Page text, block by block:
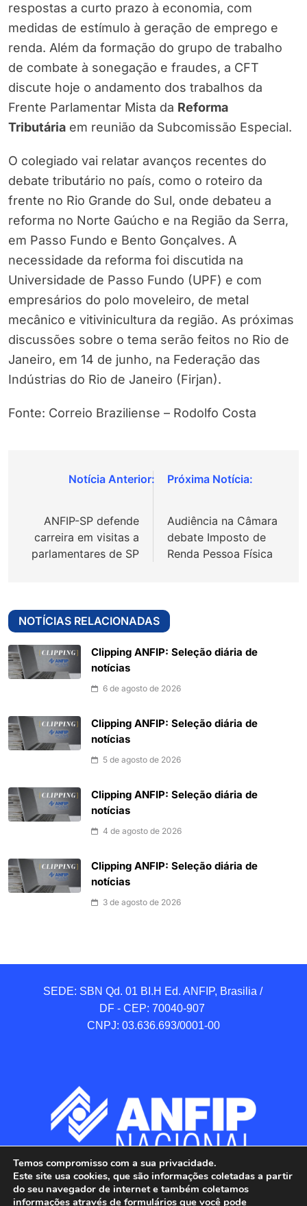
respostas a curto prazo à economia, com
medidas de estímulo à geração de emprego e
renda. Além da formação do grupo de trabalho
de combate à sonegação e fraudes, a CFT
discute hoje o andamento dos trabalhos da
Frente Parlamentar Mista da Reforma
Tributária em reunião da Subcomissão Especial.
O colegiado vai relatar avanços recentes do
debate tributário no país, como o roteiro da
frente no Rio Grande do Sul, onde debateu a
reforma no Norte Gaúcho e na Região da Serra,
em Passo Fundo e Bento Gonçalves. A
necessidade da reforma foi discutida na
Universidade de Passo Fundo (UPF) e com
empresários do polo moveleiro, de metal
mecânico e vitivinicultura da região. As próximas
discussões sobre o tema serão feitos no Rio de
Janeiro, em 14 de junho, na Federação das
Indústrias do Rio de Janeiro (Firjan).
Fonte: Correio Braziliense – Rodolfo Costa
Navegação
Post
ANFIP-SP defende
carreira em visitas a
parlamentares de SP
Audiência na Câmara
debate Imposto de
Renda Pessoa Física
NOTÍCIAS RELACIONADAS
Clipping ANFIP: Seleção diária de
notícias
6 de agosto de 2026
Clipping ANFIP: Seleção diária de
notícias
5 de agosto de 2026
Clipping ANFIP: Seleção diária de
notícias
4 de agosto de 2026
Clipping ANFIP: Seleção diária de
notícias
3 de agosto de 2026
SEDE: SBN Qd. 01 BI.H Ed. ANFIP, Brasilia /
DF - CEP: 70040-907
CNPJ: 03.636.693/0001-00
Temos compromisso com a sua privacidade.
Este site usa cookies, que são informações coletadas a partir
do seu navegador de internet e também coletamos
informações através de formulários que você pode